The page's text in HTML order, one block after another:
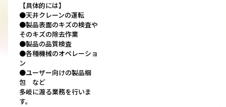
【具体的には】
●天井クレーンの運転
●製品表面のキズの検査や
そのキズの除去作業
●製品の品質検査
●各種機械のオペレーショ
ン
●ユーザー向けの製品梱
包 など
多岐に渡る業務を行いま
す。